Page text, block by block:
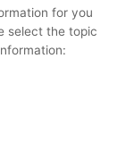
for you
select the topic